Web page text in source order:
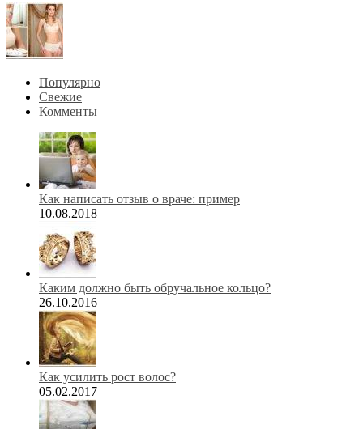
Популярно
Свежие
Комменты
Как написать отзыв о враче: пример
10.08.2018
Каким должно быть обручальное кольцо?
26.10.2016
Как усилить рост волос?
05.02.2017